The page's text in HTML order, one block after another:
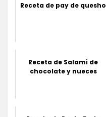
Receta de pay de quesho
Receta de Salami de
chocolate y nueces